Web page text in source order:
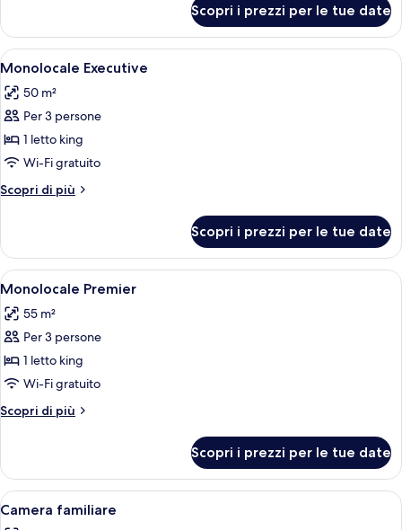
Executive
Scopri i prezzi per le tue date
Apri
tutte
le
foto
per
Monolocale
Executive
Una camera d'albergo con un letto,
6
Monolocale Executive
50 m²
Per 3 persone
1 letto king
Wi-Fi gratuito
Scopri di più
Altri
Executive
Scopri i prezzi per le tue date
Apri
tutte
le
foto
per
Monolocale
Premier
Una camera d'albergo moderna
10
Monolocale Premier
55 m²
Per 3 persone
1 letto king
Wi-Fi gratuito
Scopri di più
Altri
Premier
Scopri i prezzi per le tue date
Apri
tutte
Una moderna camera d'albergo con
5
Camera familiare